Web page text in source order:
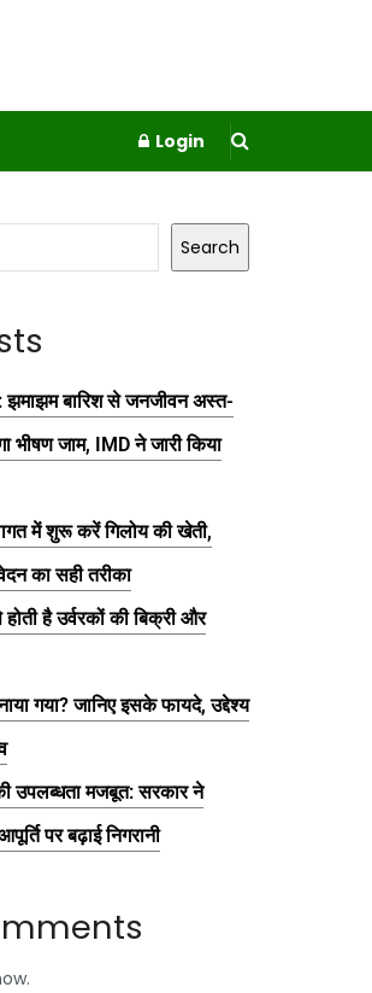
Login
Search
बारिश से जनजीवन अस्त-
भीषण जाम, IMD ने जारी किया
में शुरू करें गिलोय की खेती,
का सही तरीका
है उर्वरकों की बिक्री और
गया? जानिए इसके फायदे, उद्देश्य
उपलब्धता मजबूत: सरकार ने
पर बढ़ाई निगरानी